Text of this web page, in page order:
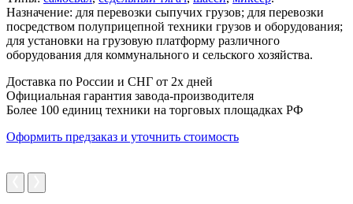
Назначение: для перевозки сыпучих грузов; для перевозки
посредством полуприцепной техники грузов и оборудования;
для установки на грузовую платформу различного
оборудования для коммунального и сельского хозяйства.
Доставка по России и СНГ от 2х дней
Официальная гарантия завода-производителя
Более 100 единиц техники на торговых площадках РФ
Оформить предзаказ и уточнить стоимость